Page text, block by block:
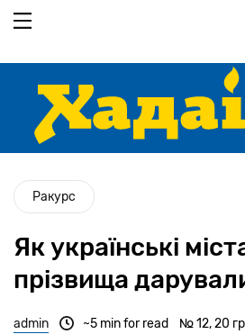
основного
Ракурс
Як українські
прізвища
admin № 12, 20
~5 min for read